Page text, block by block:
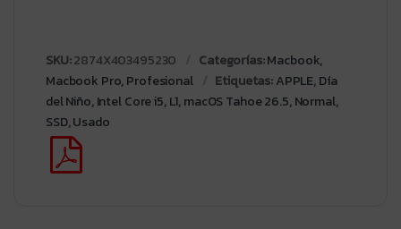
SKU:2874X403495230 Categorías:Macbook,
Macbook Pro,Profesional Etiquetas:APPLE,Día
del Niño,Intel Core i5,L1,macOS Tahoe 26.5,Normal,
SSD,Usado